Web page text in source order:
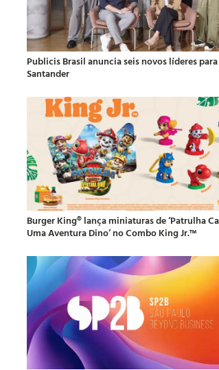
Publicis Brasil anuncia seis novos líderes
Santander
Burger King® lança miniaturas de ‘Patrulha
Uma Aventura Dino’ no Combo King Jr.™